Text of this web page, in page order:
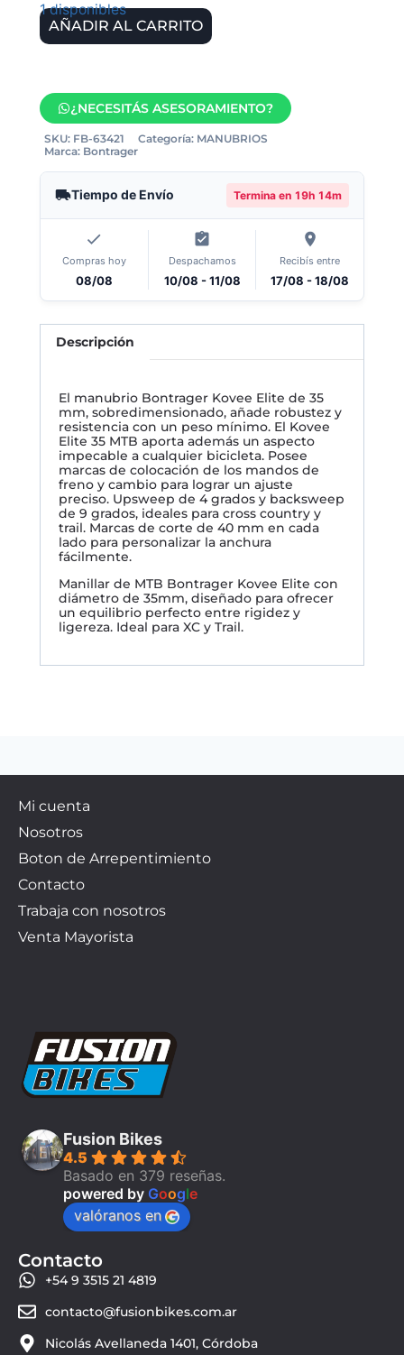
1 disponibles
AÑADIR AL CARRITO
¿NECESITÁS ASESORAMIENTO?
SKU: FB-63421 Categoría: MANUBRIOS
Marca: Bontrager
Tiempo de Envío Termina en 19h 14m
Compras hoy
08/08
Despachamos
10/08 - 11/08
Recibís entre
17/08 - 18/08
Descripción
El manubrio Bontrager Kovee Elite de 35
mm, sobredimensionado, añade robustez y
resistencia con un peso mínimo. El Kovee
Elite 35 MTB aporta además un aspecto
impecable a cualquier bicicleta. Posee
marcas de colocación de los mandos de
freno y cambio para lograr un ajuste
preciso. Upsweep de 4 grados y backsweep
de 9 grados, ideales para cross country y
trail. Marcas de corte de 40 mm en cada
lado para personalizar la anchura
fácilmente.
Manillar de MTB Bontrager Kovee Elite con
diámetro de 35mm, diseñado para ofrecer
un equilibrio perfecto entre rigidez y
ligereza. Ideal para XC y Trail.
Mi cuenta
Nosotros
Boton de Arrepentimiento
Contacto
Trabaja con nosotros
Venta Mayorista
Fusion Bikes
4.5
Basado en 379 reseñas.
powered by Google
valóranos en
Contacto
+54 9 3515 21 4819
contacto@fusionbikes.com.ar
Nicolás Avellaneda 1401, Córdoba